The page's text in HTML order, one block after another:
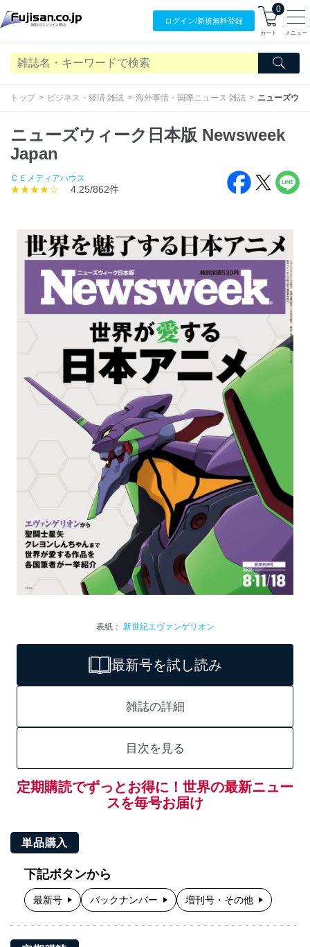
ログイン/新規無料登録
0
カート メニュー
トップ ビジネス・経済 雑誌 海外事情・国際ニュース 雑誌 ニューズウ
ニューズウィーク日本版 Newsweek
Japan
ＣＥメディアハウス
★★★★☆ 4.25/862件
表紙： 新世紀エヴァンゲリオン
最新号を試し読み
雑誌の詳細
目次を見る
定期購読でずっとお得に！世界の最新ニュー
スを毎号お届け
単品購入
下記ボタンから
最新号 バックナンバー 増刊号・その他